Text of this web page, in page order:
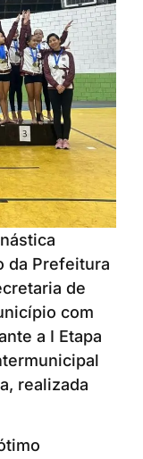
da Prefeitura
de
com
a I Etapa
realizada